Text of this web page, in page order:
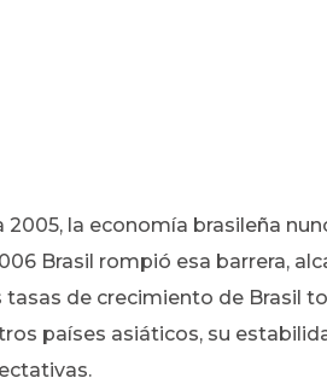
2005, la economía brasileña
Brasil rompió esa barrera,
tasas de crecimiento de Brasil
países asiáticos, su